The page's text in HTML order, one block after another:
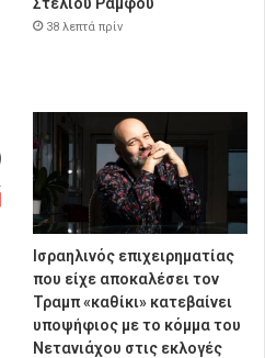
Στέλιου Ράμφου
38 λεπτά πρίν
Ισραηλινός επιχειρηματίας
που είχε αποκαλέσει τον
Τραμπ «καθίκι» κατεβαίνει
υποψήφιος με το κόμμα του
Νετανιάχου στις εκλογές